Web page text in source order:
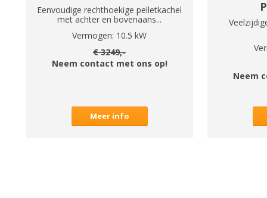
Eenvoudige rechthoekige pelletkachel
met achter en bovenaans...
Vermogen: 10.5 kW
€3249,-
Neem contact met ons op!
Meer info
Neem